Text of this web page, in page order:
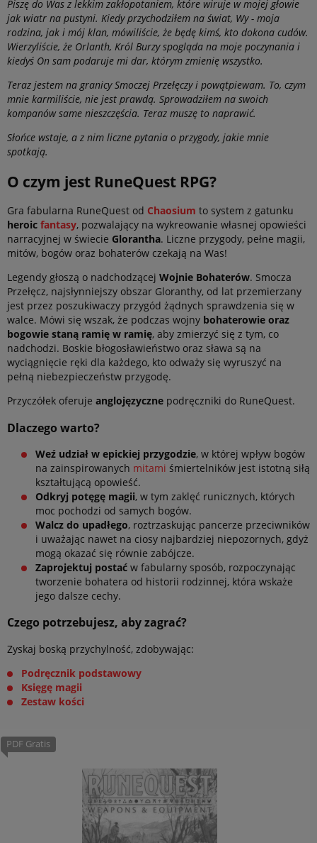
Piszę do Was z lekkim zakłopotaniem, które wiruje w mojej głowie
jak wiatr na pustyni. Kiedy przychodziłem na świat, Wy - moja
rodzina, jak i mój klan, mówiliście, że będę kimś, kto dokona cudów.
Wierzyliście, że Orlanth, Król Burzy spogląda na moje poczynania i
kiedyś On sam podaruje mi dar, którym zmienię wszystko.
Teraz jestem na granicy Smoczej Przełęczy i powątpiewam. To, czym
mnie karmiliście, nie jest prawdą. Sprowadziłem na swoich
kompanów same nieszczęścia. Teraz muszę to naprawić.
Słońce wstaje, a z nim liczne pytania o przygody, jakie mnie
spotkają.
O czym jest RuneQuest RPG?
Gra fabularna RuneQuest od Chaosium to system z gatunku
heroic fantasy, pozwalający na wykreowanie własnej opowieści
narracyjnej w świecie Glorantha. Liczne przygody, pełne magii,
mitów, bogów oraz bohaterów czekają na Was!
Legendy głoszą o nadchodzącej Wojnie Bohaterów. Smocza
Przełęcz, najsłynniejszy obszar Gloranthy, od lat przemierzany
jest przez poszukiwaczy przygód żądnych sprawdzenia się w
walce. Mówi się wszak, że podczas wojny bohaterowie oraz
bogowie staną ramię w ramię, aby zmierzyć się z tym, co
nadchodzi. Boskie błogosławieństwo oraz sława są na
wyciągnięcie ręki dla każdego, kto odważy się wyruszyć na
pełną niebezpieczeństw przygodę.
Przyczółek oferuje anglojęzyczne podręczniki do RuneQuest.
Dlaczego warto?
Weź udział w epickiej przygodzie, w której wpływ bogów
na zainspirowanych mitami śmiertelników jest istotną siłą
kształtującą opowieść.
Odkryj potęgę magii, w tym zaklęć runicznych, których
moc pochodzi od samych bogów.
Walcz do upadłego, roztrzaskując pancerze przeciwników
i uważając nawet na ciosy najbardziej niepozornych, gdyż
mogą okazać się równie zabójcze.
Zaprojektuj postać w fabularny sposób, rozpoczynając
tworzenie bohatera od historii rodzinnej, która wskaże
jego dalsze cechy.
Czego potrzebujesz, aby zagrać?
Zyskaj boską przychylność, zdobywając:
Podręcznik podstawowy
Księgę magii
Zestaw kości
PDF Gratis